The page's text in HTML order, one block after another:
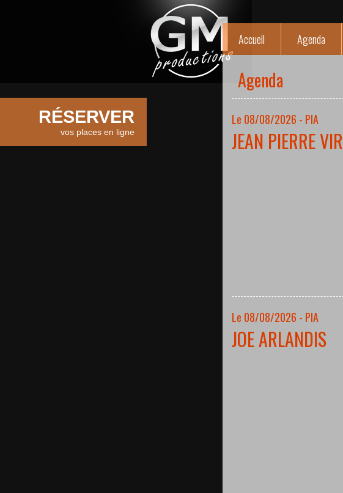
RÉSERVER
vos places en ligne
Accueil Agenda
Agenda
Le 08/08/2026 - PIA
JEAN PIERRE
Le 08/08/2026 - PIA
JOE ARLANDIS